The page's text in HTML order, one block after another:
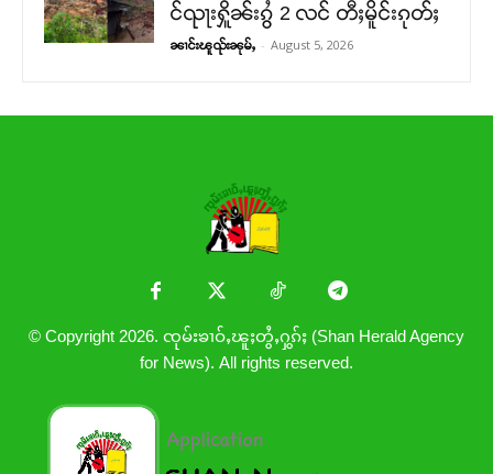
င်ၺႃးႁိူၼ်းၵွႆ 2 လင် တီႈမိူင်းၵုတ်ႈ
ၼၢင်းၽူၺ်းၼုမ်ႇ - August 5, 2026
© Copyright 2026. ၸုမ်းၶၢဝ်ႇၽူႈတွႆႇႁွၵ်ႈ (Shan Herald Agency
for News). All rights reserved.